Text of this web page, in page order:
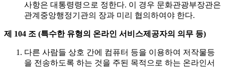
사항은 대통령령으로 정한다. 이 경우 문화관광부장관은
관계중앙행정기관의 장과 미리 협의하여야 한다.
제 104 조 (특수한 유형의 온라인 서비스제공자의 의무 등)
다른 사람들 상호 간에 컴퓨터 등을 이용하여 저작물등
을 전송하도록 하는 것을 주된 목적으로 하는 온라인서